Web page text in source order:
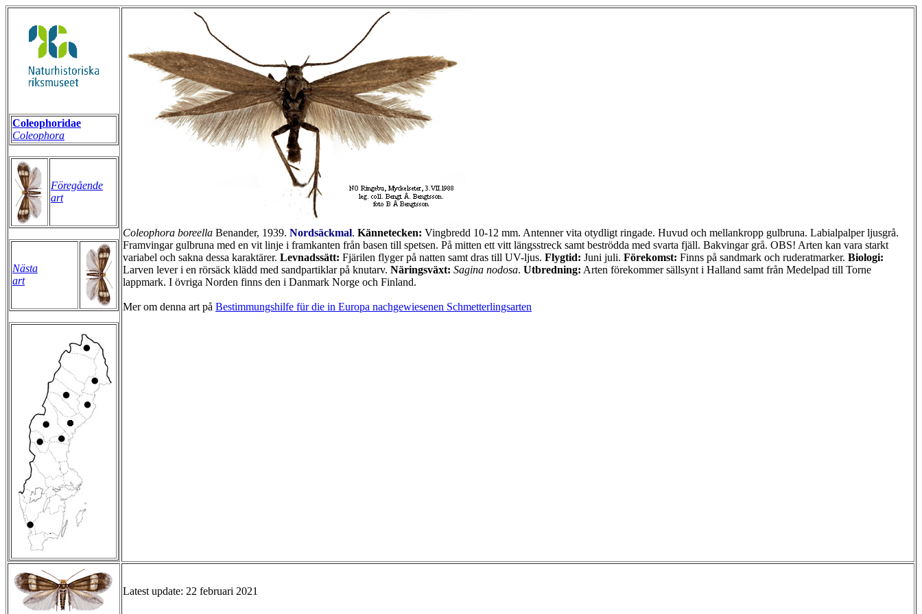
Coleophoridae
Coleophora
Föregående
art
Nästa
art
Coleophora boreella Benander, 1939. Nordsäckmal. Kännetecken: Vingbredd 10-12 mm. Antenner vita otydligt ringade. Huvud och mellankropp gulbruna. Labialpalper ljusgrå.
Framvingar gulbruna med en vit linje i framkanten från basen till spetsen. På mitten ett vitt längsstreck samt beströdda med svarta fjäll. Bakvingar grå. OBS! Arten kan vara starkt
variabel och sakna dessa karaktärer. Levnadssätt: Fjärilen flyger på natten samt dras till UV-ljus. Flygtid: Juni juli. Förekomst: Finns på sandmark och ruderatmarker. Biologi:
Larven lever i en rörsäck klädd med sandpartiklar på knutarv. Näringsväxt: Sagina nodosa. Utbredning: Arten förekommer sällsynt i Halland samt från Medelpad till Torne
lappmark. I övriga Norden finns den i Danmark Norge och Finland.
Mer om denna art på Bestimmungshilfe für die in Europa nachgewiesenen Schmetterlingsarten
Latest update: 22 februari 2021